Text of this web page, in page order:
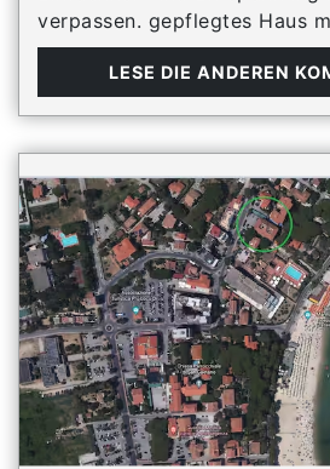
verpassen. gepflegtes Haus
LESE DIE ANDEREN